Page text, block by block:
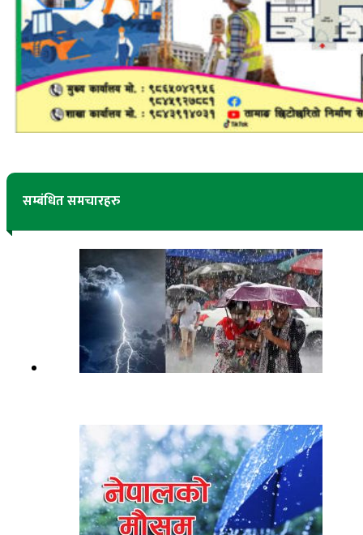
सम्बंधित समचारहरु